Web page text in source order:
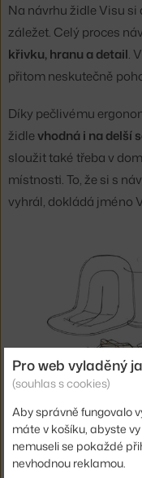
Na návrhu židle Visu
záležet. Celý proces
křivku, hranu a detail.
přitom neskutečně
Díky pečlivému
židlevhodná i na delší
sloužit také třeba v
místnosti. To, že si s
vyhrál, dokládá jméno
Pro web vyladěný
(souhlas s cookies)
Aby správně fungovalo
máte v košíku, abyste
nemuseli se pokaždé
nevhodnou reklamou.